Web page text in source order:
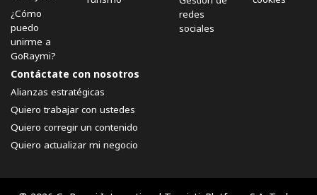
¿Cómo
puedo
unirme a
GoRaymi?
redes
sociales
Contáctate con nosotros
Alianzas estratégicas
Quiero trabajar con ustedes
Quiero corregir un contenido
Quiero actualizar mi negocio